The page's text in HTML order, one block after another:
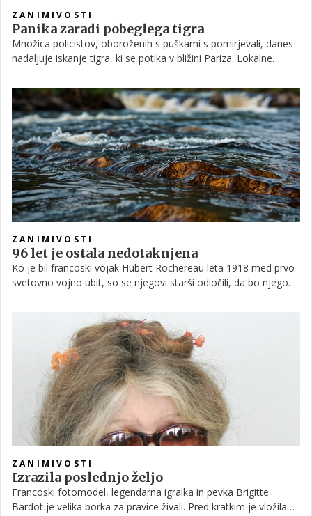
ZANIMIVOSTI
Panika zaradi pobeglega tigra
Množica policistov, oboroženih s puškami s pomirjevali, danes
nadaljuje iskanje tigra, ki se potika v bližini Pariza. Lokalne
naj se ne zadržujejo na prostem, dokler ne ujamejo divje živali,
ki so jo prvič opazili v četrtek.
ZANIMIVOSTI
96 let je ostala nedotaknjena
Ko je bil francoski vojak Hubert Rochereau leta 1918 med prvo
svetovno vojno ubit, so se njegovi starši odločili, da bo njegova
96 let kasneje, je videti točno tako kot takrat, ko je preminuli
vojak nazadnje stopil iz nje.
ZANIMIVOSTI
Izrazila poslednjo željo
Francoski fotomodel, legendarna igralka in pevka Brigitte
Bardot je velika borka za pravice živali. Pred kratkim je vložila